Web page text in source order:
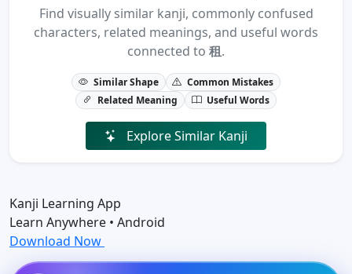
Find visually similar kanji, commonly confused
characters, related meanings, and useful words
connected to 租.
Similar Shape
Common Mistakes
Related Meaning
Useful Words
Explore Similar Kanji
Kanji Learning App
Learn Anywhere • Android
Download Now